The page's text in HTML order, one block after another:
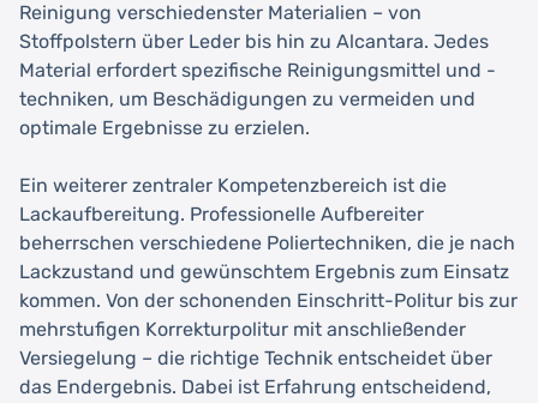
Reinigung verschiedenster Materialien – von
Stoffpolstern über Leder bis hin zu Alcantara. Jedes
Material erfordert spezifische Reinigungsmittel und -
techniken, um Beschädigungen zu vermeiden und
optimale Ergebnisse zu erzielen.
Ein weiterer zentraler Kompetenzbereich ist die
Lackaufbereitung. Professionelle Aufbereiter
beherrschen verschiedene Poliertechniken, die je nach
Lackzustand und gewünschtem Ergebnis zum Einsatz
kommen. Von der schonenden Einschritt-Politur bis zur
mehrstufigen Korrekturpolitur mit anschließender
Versiegelung – die richtige Technik entscheidet über
das Endergebnis. Dabei ist Erfahrung entscheidend,